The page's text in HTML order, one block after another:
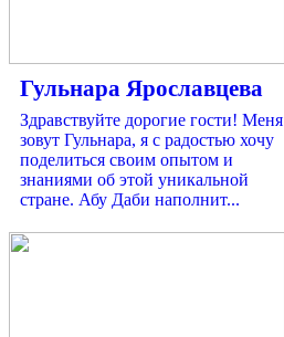
Гульнара Ярославцева
Здравствуйте дорогие гости! Меня
зовут Гульнара, я с радостью хочу
поделиться своим опытом и
знаниями об этой уникальной
стране. Абу Даби наполнит...